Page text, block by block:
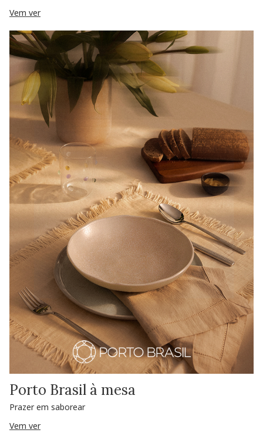
Vem ver
Porto Brasil à mesa
Prazer em saborear
Vem ver